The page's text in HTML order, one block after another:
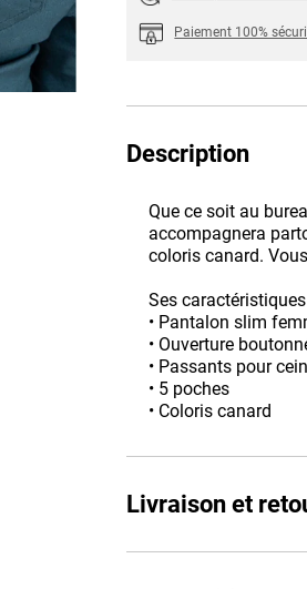
Paiement 100%
Description
Que ce soit au
accompagnera
coloris canard.
Ses
• Pantalon slim
• Ouverture
• Passants pour
• 5 poches
• Coloris canard
Livraison et